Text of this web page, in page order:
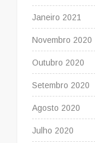
Janeiro 2021
Novembro 2020
Outubro 2020
Setembro 2020
Agosto 2020
Julho 2020